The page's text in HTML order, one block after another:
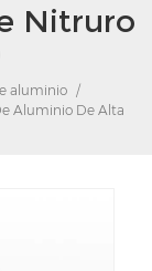
Nitruro
aluminio
/
Aluminio De Alta